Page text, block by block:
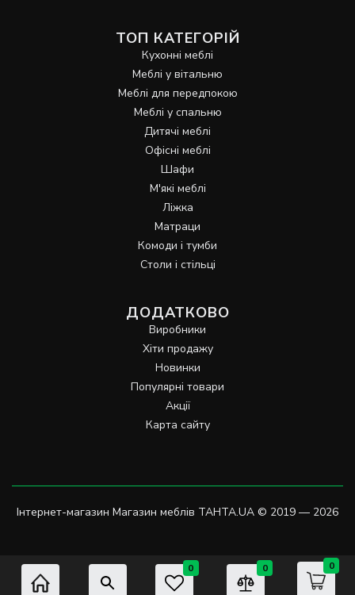
0 0 0
ТОП КАТЕГОРІЙ
Кухонні меблі
Меблі у вітальню
Меблі для передпокою
Меблі у спальню
Дитячі меблі
Офісні меблі
Шафи
М'які меблі
Ліжка
Матраци
Комоди і тумби
Столи і стільці
ДОДАТКОВО
Виробники
Хіти продажу
Новинки
Популярні товари
Акції
Карта сайту
Інтернет-магазин Магазин меблів TAHTA.UA © 2019 — 2026